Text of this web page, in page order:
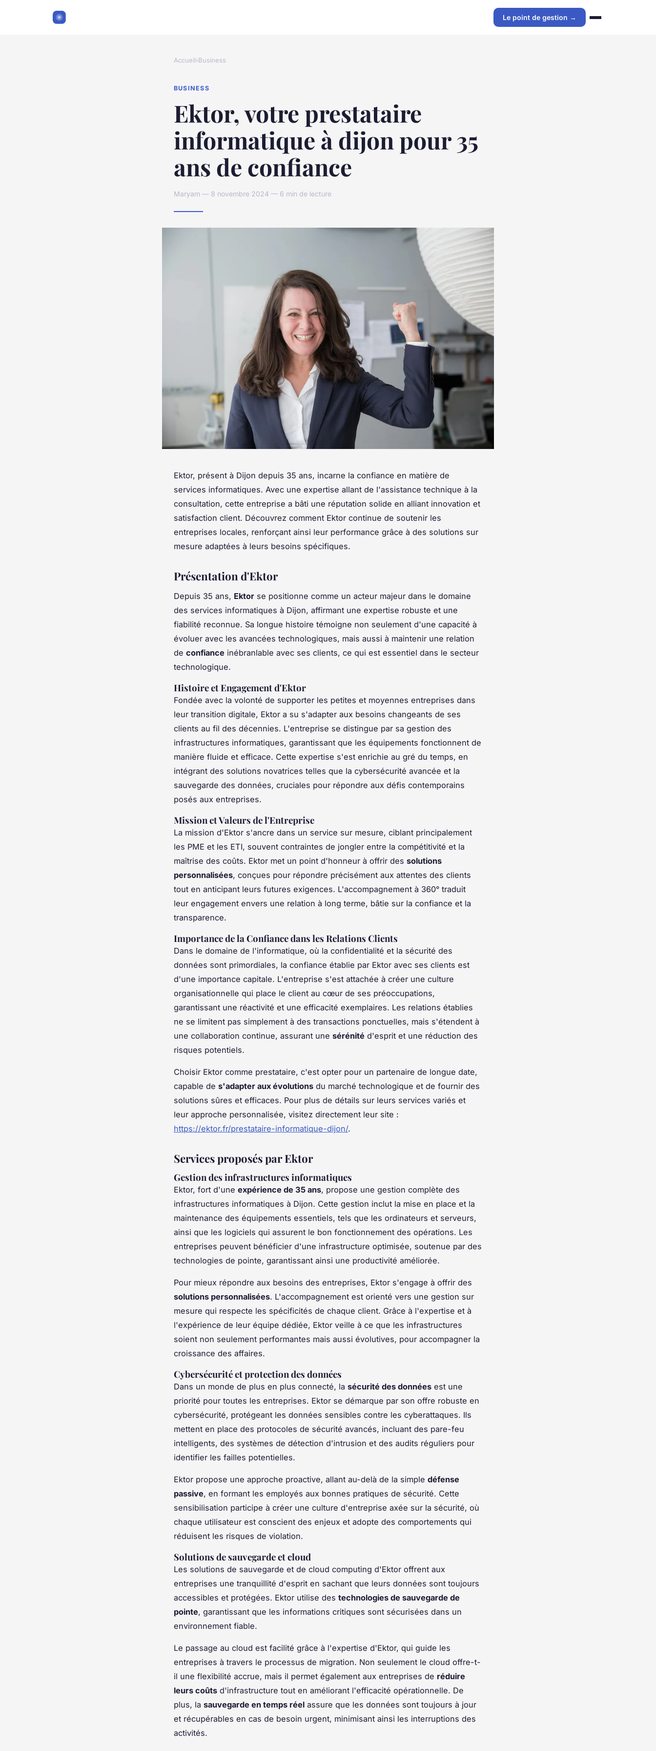
Le point de gestion →
Accueil›Business
BUSINESS
Ektor, votre prestataire
informatique à dijon pour 35
ans de confiance
Maryam — 8 novembre 2024 — 6 min de lecture
Ektor, présent à Dijon depuis 35 ans, incarne la confiance en matière de
services informatiques. Avec une expertise allant de l'assistance technique à la
consultation, cette entreprise a bâti une réputation solide en alliant innovation et
satisfaction client. Découvrez comment Ektor continue de soutenir les
entreprises locales, renforçant ainsi leur performance grâce à des solutions sur
mesure adaptées à leurs besoins spécifiques.
Présentation d'Ektor
Depuis 35 ans, Ektor se positionne comme un acteur majeur dans le domaine
des services informatiques à Dijon, affirmant une expertise robuste et une
fiabilité reconnue. Sa longue histoire témoigne non seulement d'une capacité à
évoluer avec les avancées technologiques, mais aussi à maintenir une relation
de confiance inébranlable avec ses clients, ce qui est essentiel dans le secteur
technologique.
Histoire et Engagement d'Ektor
Fondée avec la volonté de supporter les petites et moyennes entreprises dans
leur transition digitale, Ektor a su s'adapter aux besoins changeants de ses
clients au fil des décennies. L'entreprise se distingue par sa gestion des
infrastructures informatiques, garantissant que les équipements fonctionnent de
manière fluide et efficace. Cette expertise s'est enrichie au gré du temps, en
intégrant des solutions novatrices telles que la cybersécurité avancée et la
sauvegarde des données, cruciales pour répondre aux défis contemporains
posés aux entreprises.
Mission et Valeurs de l'Entreprise
La mission d'Ektor s'ancre dans un service sur mesure, ciblant principalement
les PME et les ETI, souvent contraintes de jongler entre la compétitivité et la
maîtrise des coûts. Ektor met un point d'honneur à offrir des solutions
personnalisées, conçues pour répondre précisément aux attentes des clients
tout en anticipant leurs futures exigences. L'accompagnement à 360° traduit
leur engagement envers une relation à long terme, bâtie sur la confiance et la
transparence.
Importance de la Confiance dans les Relations Clients
Dans le domaine de l'informatique, où la confidentialité et la sécurité des
données sont primordiales, la confiance établie par Ektor avec ses clients est
d'une importance capitale. L'entreprise s'est attachée à créer une culture
organisationnelle qui place le client au cœur de ses préoccupations,
garantissant une réactivité et une efficacité exemplaires. Les relations établies
ne se limitent pas simplement à des transactions ponctuelles, mais s'étendent à
une collaboration continue, assurant une sérénité d'esprit et une réduction des
risques potentiels.
Choisir Ektor comme prestataire, c'est opter pour un partenaire de longue date,
capable de s'adapter aux évolutions du marché technologique et de fournir des
solutions sûres et efficaces. Pour plus de détails sur leurs services variés et
leur approche personnalisée, visitez directement leur site :
https://ektor.fr/prestataire-informatique-dijon/.
Services proposés par Ektor
Gestion des infrastructures informatiques
Ektor, fort d'une expérience de 35 ans, propose une gestion complète des
infrastructures informatiques à Dijon. Cette gestion inclut la mise en place et la
maintenance des équipements essentiels, tels que les ordinateurs et serveurs,
ainsi que les logiciels qui assurent le bon fonctionnement des opérations. Les
entreprises peuvent bénéficier d'une infrastructure optimisée, soutenue par des
technologies de pointe, garantissant ainsi une productivité améliorée.
Pour mieux répondre aux besoins des entreprises, Ektor s'engage à offrir des
solutions personnalisées. L'accompagnement est orienté vers une gestion sur
mesure qui respecte les spécificités de chaque client. Grâce à l'expertise et à
l'expérience de leur équipe dédiée, Ektor veille à ce que les infrastructures
soient non seulement performantes mais aussi évolutives, pour accompagner la
croissance des affaires.
Cybersécurité et protection des données
Dans un monde de plus en plus connecté, la sécurité des données est une
priorité pour toutes les entreprises. Ektor se démarque par son offre robuste en
cybersécurité, protégeant les données sensibles contre les cyberattaques. Ils
mettent en place des protocoles de sécurité avancés, incluant des pare-feu
intelligents, des systèmes de détection d'intrusion et des audits réguliers pour
identifier les failles potentielles.
Ektor propose une approche proactive, allant au-delà de la simple défense
passive, en formant les employés aux bonnes pratiques de sécurité. Cette
sensibilisation participe à créer une culture d'entreprise axée sur la sécurité, où
chaque utilisateur est conscient des enjeux et adopte des comportements qui
réduisent les risques de violation.
Solutions de sauvegarde et cloud
Les solutions de sauvegarde et de cloud computing d'Ektor offrent aux
entreprises une tranquillité d'esprit en sachant que leurs données sont toujours
accessibles et protégées. Ektor utilise des technologies de sauvegarde de
pointe, garantissant que les informations critiques sont sécurisées dans un
environnement fiable.
Le passage au cloud est facilité grâce à l'expertise d'Ektor, qui guide les
entreprises à travers le processus de migration. Non seulement le cloud offre-t-
il une flexibilité accrue, mais il permet également aux entreprises de réduire
leurs coûts d'infrastructure tout en améliorant l'efficacité opérationnelle. De
plus, la sauvegarde en temps réel assure que les données sont toujours à jour
et récupérables en cas de besoin urgent, minimisant ainsi les interruptions des
activités.